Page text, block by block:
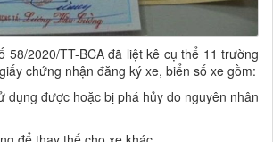
58/2020/TT-BCA đã liệt kê cụ thể 11 trường
chứng nhận đăng ký xe, biển số xe gồm:
dụng được hoặc bị phá hủy do nguyên nhân